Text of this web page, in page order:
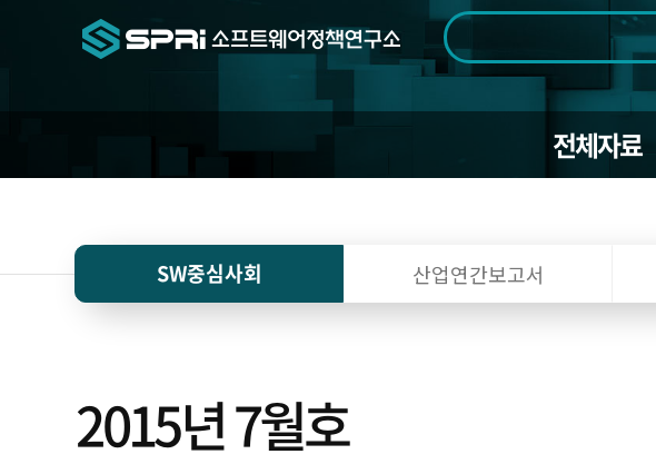
검색범위 전체
기간 전체 1일 1주 1개월
~
전체자료
SW중심사회 산업연간보고서
2015년 7월호